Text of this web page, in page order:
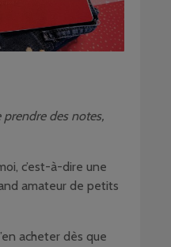
prendre des notes,
c’est-à-dire une
amateur de petits
acheter dès que